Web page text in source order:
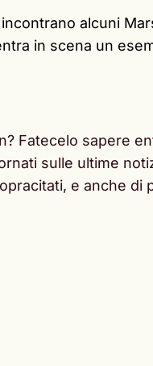
alcuni
in scena un
Fatecelo sapere
sulle ultime
e anche di